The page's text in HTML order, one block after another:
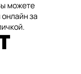
можете
за